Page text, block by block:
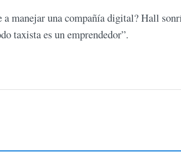
manejar una compañía digital? Hall
taxista es un emprendedor”.